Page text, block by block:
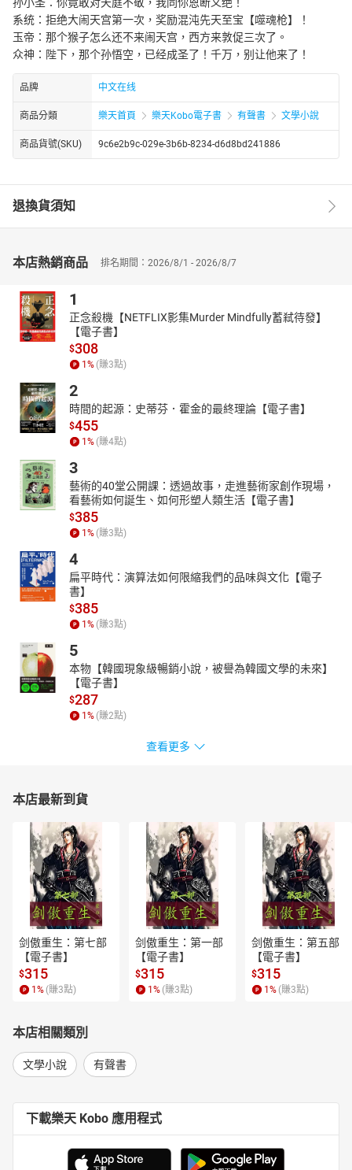
系统：拒绝大闹天宫第一次，奖励混沌先天至宝【噬魂枪】！
玉帝：那个猴子怎么还不来闹天宫，西方来敦促三次了。
众神：陛下，那个孙悟空，已经成圣了！千万，别让他来了！
品牌 中文在线
商品分類 樂天首頁 樂天Kobo電子書 有聲書 文學小說
商品貨號(SKU) 9c6e2b9c-029e-3b6b-8234-d6d8bd241886
退換貨須知
本店熱銷商品 排名期間：2026/8/1 - 2026/8/7
1
正念殺機【NETFLIX影集Murder Mindfully蓄弒待發】
【電子書】
$308
1% (賺3點)
2
時間的起源：史蒂芬．霍金的最終理論【電子書】
$455
1% (賺4點)
3
藝術的40堂公開課：透過故事，走進藝術家創作現場，
看藝術如何誕生、如何形塑人類生活【電子書】
$385
1% (賺3點)
4
扁平時代：演算法如何限縮我們的品味與文化【電子
書】
$385
1% (賺3點)
5
本物【韓國現象級暢銷小說，被譽為韓國文學的未來】
【電子書】
$287
1% (賺2點)
查看更多
本店最新到貨
剑傲重生：第七部
【電子書】
$315
1 % (賺3點)
剑傲重生：第一部
【電子書】
$315
1 % (賺3點)
剑傲重生：第五部
【電子書】
$315
1 % (賺3點)
本店相關類別
文學小說 有聲書
下載樂天 Kobo 應用程式